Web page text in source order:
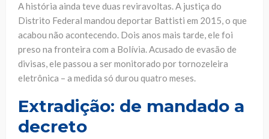
A história ainda teve duas reviravoltas. A justiça do
Distrito Federal mandou deportar Battisti em 2015, o que
acabou não acontecendo. Dois anos mais tarde, ele foi
preso na fronteira com a Bolívia. Acusado de evasão de
divisas, ele passou a ser monitorado por tornozeleira
eletrônica – a medida só durou quatro meses.
Extradição: de mandado a
decreto